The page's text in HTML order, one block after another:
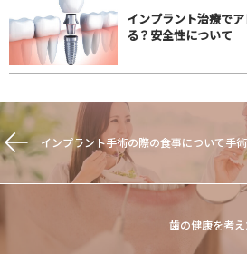
インプラント治療で
る？安全性について
インプラント手術の際の食事について手
歯の健康を考